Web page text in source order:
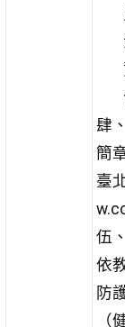
肆
簡
臺
伍
依
防
（